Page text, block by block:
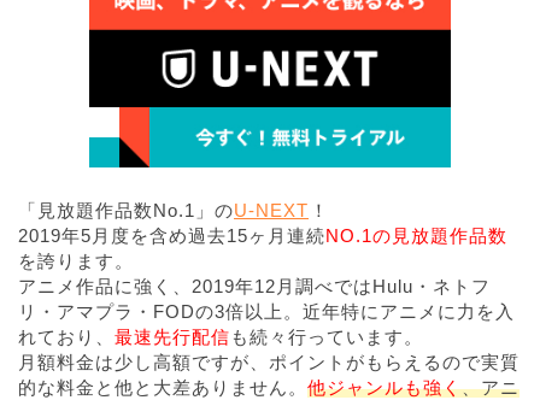
「見放題作品数No.1」のU-NEXT ！
2019年5月度を含め過去15ヶ月連続NO.1の見放題作品数
を誇ります。
アニメ作品に強く、2019年12月調べではHulu・ネトフ
リ・アマプラ・FODの3倍以上。近年特にアニメに力を入
れており、 最速先行配信 も続々行っています。
月額料金は少し高額ですが、ポイントがもらえるので実質
的な料金と他と大差ありません。 他ジャンルも強く、アニ